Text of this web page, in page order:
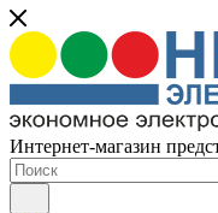
Интернет-магазин